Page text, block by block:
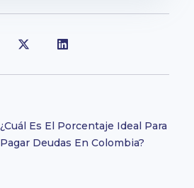
¿Cuál Es El Porcentaje Ideal Para
Pagar Deudas En Colombia?